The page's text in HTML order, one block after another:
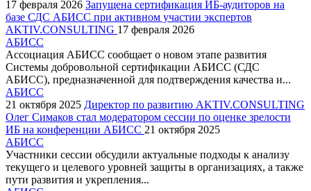
17 февраля 2026 Запущена сертификация ИБ-аудиторов на
базе СДС АБИСС при активном участии экспертов
AKTIV.CONSULTING 17 февраля 2026
АБИСС
Ассоциация АБИСС сообщает о новом этапе развития
Системы добровольной сертификации АБИСС (СДС
АБИСС), предназначенной для подтверждения качества и...
АБИСС
21 октября 2025 Директор по развитию AKTIV.CONSULTING
Олег Симаков стал модератором сессии по оценке зрелости
ИБ на конференции АБИСС 21 октября 2025
АБИСС
Участники сессии обсудили актуальные подходы к анализу
текущего и целевого уровней защиты в организациях, а также
пути развития и укрепления...